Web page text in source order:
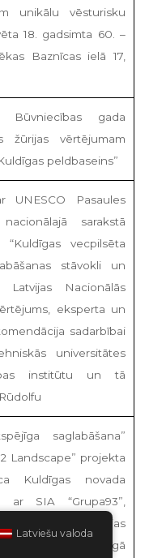
unikālu vēsturisku
18. gadsimta 60. –
Baznīcas ielā 17,
Būvniecības gada
žūrijas vērtējumam
peldbaseins”
UNESCO Pasaules
sarakstā
“Kuldīgas vecpilsēta
stāvokli un
Latvijas Nacionālās
eksperta un
sadarbībai
universitātes
institūtu un tā
saglabāšana”
Landscape” projekta
Kuldīgas novada
ar SIA “Grupa93”,
un hidroģeoloģijas
ilgtspējīgā
Latviešu valoda